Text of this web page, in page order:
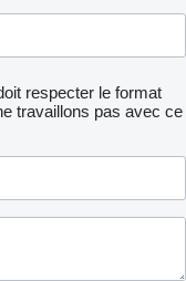
respecter le format
travaillons pas avec ce